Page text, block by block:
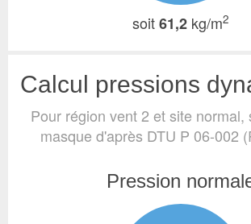
soit61,2 kg/m2
Pour région vent 2 et site normal,
masque d'après DTU P 06-002
Pression